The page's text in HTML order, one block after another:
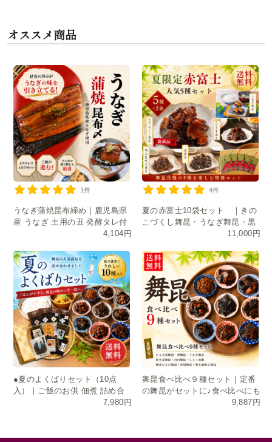
オススメ商品
うなぎ蒲焼昆布締め｜鹿児島県
産 うなぎ 土用の丑 発酵タレ付
4,104円
1件
夏の赤富士10袋セット ｜きの
こづくし舞昆・うなぎ舞昆・黒
舞昆・たもぎ茸・明太風帆立舞
11,000円
4件
●夏のよくばりセット（10点
入）｜ご飯のお供 佃煮 詰め合
わせ お中元 ギフト 送料無料
7,980円
舞昆食べ比べ９種セット｜定番
の舞昆がセットに♪食べ比べにも
9,887円